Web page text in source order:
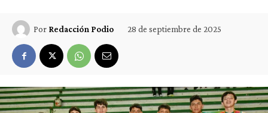
Por Redacción Podio 28 de septiembre de 2025